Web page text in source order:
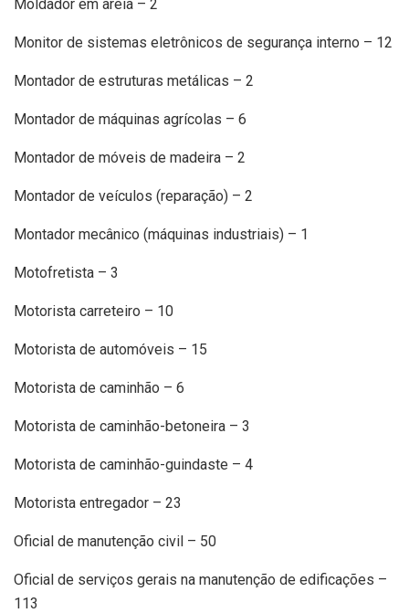
Moldador em areia – 2
Monitor de sistemas eletrônicos de segurança interno – 12
Montador de estruturas metálicas – 2
Montador de máquinas agrícolas – 6
Montador de móveis de madeira – 2
Montador de veículos (reparação) – 2
Montador mecânico (máquinas industriais) – 1
Motofretista – 3
Motorista carreteiro – 10
Motorista de automóveis – 15
Motorista de caminhão – 6
Motorista de caminhão-betoneira – 3
Motorista de caminhão-guindaste – 4
Motorista entregador – 23
Oficial de manutenção civil – 50
Oficial de serviços gerais na manutenção de edificações –
113